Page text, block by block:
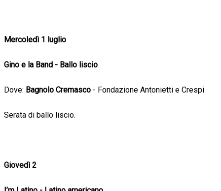
Mercoledì 1 luglio
Gino e la Band - Ballo liscio
Dove: Bagnolo Cremasco - Fondazione Antonietti e Crespi
Serata di ballo liscio.
Giovedì 2